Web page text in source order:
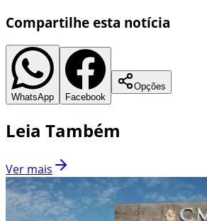
Compartilhe esta notícia
WhatsApp Facebook
Opções
Leia Também
Ver mais